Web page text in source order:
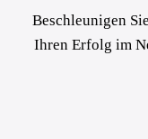
Beschleunigen
Ihren Erfolg im